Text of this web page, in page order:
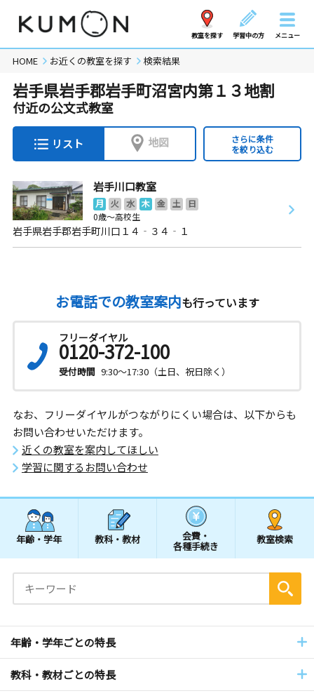
教室を探す 学習中の方 メニュー
HOME お近くの教室を探す 検索結果
岩手県岩手郡岩手町沼宮内第１３地割
付近の公文式教室
リスト 地図
さらに条件
を絞り込む
岩手川口教室
月 火 水 木 金 土
日
0歳～高校生
岩手県岩手郡岩手町川口１４‐３４‐１
お電話での教室案内も行っています
フリーダイヤル
0120-372-100
受付時間 9:30～17:30（土日、祝日除く）
なお、フリーダイヤルがつながりにくい場合は、以下からも
お問い合わせいただけます。
近くの教室を案内してほしい
学習に関するお問い合わせ
年齢・学年 教科・教材 会費・
各種手続き
教室検索
年齢・学年ごとの特長
教科・教材ごとの特長